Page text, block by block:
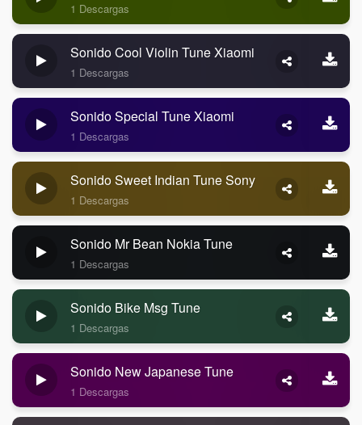
1 Descargas
Sonido Cool Violin Tune Xiaomi
1 Descargas
Sonido Special Tune Xiaomi
1 Descargas
Sonido Sweet Indian Tune Sony
1 Descargas
Sonido Mr Bean Nokia Tune
1 Descargas
Sonido Bike Msg Tune
1 Descargas
Sonido New Japanese Tune
1 Descargas